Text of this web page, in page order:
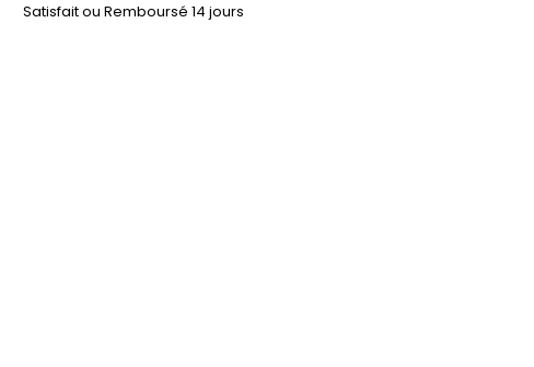
Satisfait ou Remboursé 14 jours